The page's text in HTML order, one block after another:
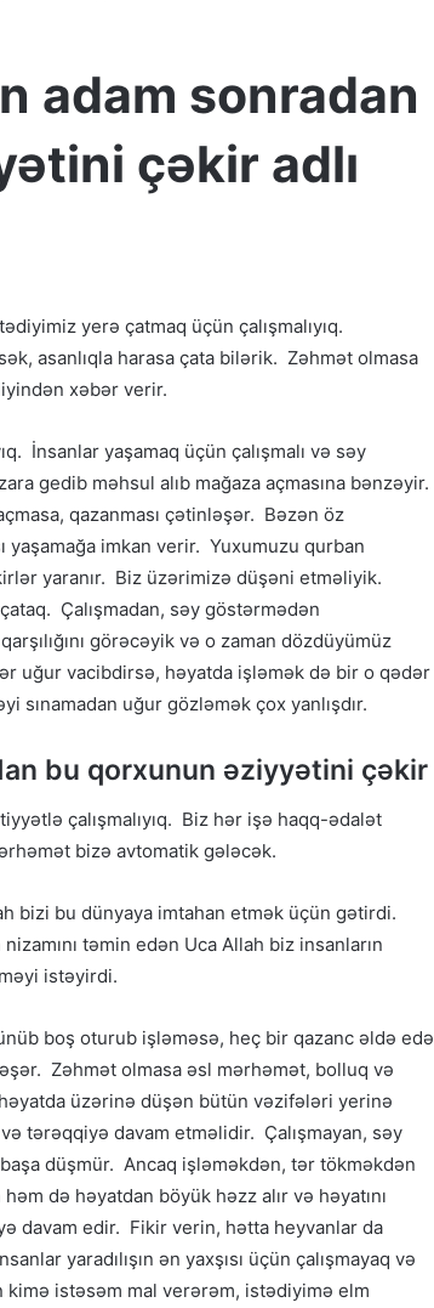
adam sonradan
çəkir adlı
yerə çatmaq üçün çalışmalıyıq.
asanlıqla harasa çata bilərik. Zəhmət olmasa
xəbər verir.
İnsanlar yaşamaq üçün çalışmalı və səy
gedib məhsul alıb mağaza açmasına bənzəyir.
qazanması çətinləşər. Bəzən öz
yaşamağa imkan verir. Yuxumuzu qurban
yaranır. Biz üzərimizə düşəni etməliyik.
Çalışmadan, səy göstərmədən
görəcəyik və o zaman dözdüyümüz
uğur vacibdirsə, həyatda işləmək də bir o qədər
sınamadan uğur gözləmək çox yanlışdır.
bu qorxunun əziyyətini çəkir
çalışmalıyıq. Biz hər işə haqq-ədalət
bizə avtomatik gələcək.
bizi bu dünyaya imtahan etmək üçün gətirdi.
təmin edən Uca Allah biz insanların
istəyirdi.
boş oturub işləməsə, heç bir qazanc əldə edə
Zəhmət olmasa əsl mərhəmət, bolluq və
üzərinə düşən bütün vəzifələri yerinə
tərəqqiyə davam etməlidir. Çalışmayan, səy
düşmür. Ancaq işləməkdən, tər tökməkdən
də həyatdan böyük həzz alır və həyatını
davam edir. Fikir verin, hətta heyvanlar da
yaradılışın ən yaxşısı üçün çalışmayaq və
istəsəm mal verərəm, istədiyimə elm